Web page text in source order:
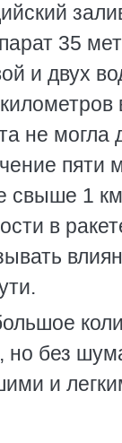
35
и двух
не могла
пяти
свыше 1
в
но без
и